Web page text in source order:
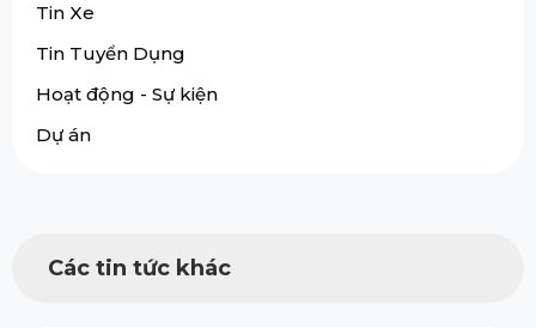
Tin Xe
Tin Tuyển Dụng
Hoạt động - Sự kiện
Dự án
Các tin tức khác